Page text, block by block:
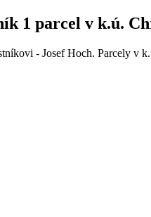
1 parcel v k.ú.
- Josef Hoch. Parcely v